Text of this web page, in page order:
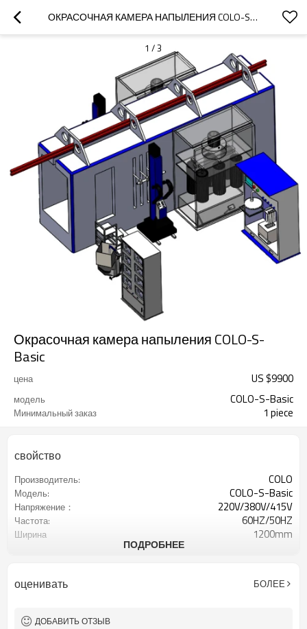
ОКРАСОЧНАЯ КАМЕРА НАПЫЛЕНИЯ COLO-S-BASIC
1 /3
Окрасочная камера напыления COLO-S-
Basic
цена US $9900
модель COLO-S-Basic
Минимальный заказ 1 piece
свойство
Производитель: COLO
Модель: COLO-S-Basic
Напряжение： 220V/380V/415V
Частота: 60HZ/50HZ
Ширина 1200mm
ПОДРОБНЕЕ
оценивать БОЛЕЕ
ДОБАВИТЬ ОТЗЫВ